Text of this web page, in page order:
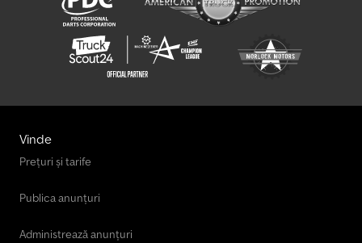
Vinde
Prețuri și tarife
Publica anunțuri
Administrează anunțuri